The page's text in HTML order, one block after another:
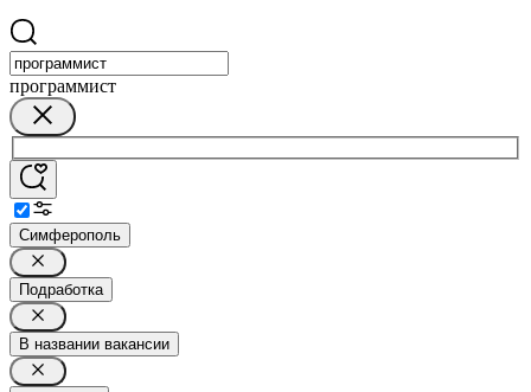
программист
Симферополь
Подработка
В названии вакансии